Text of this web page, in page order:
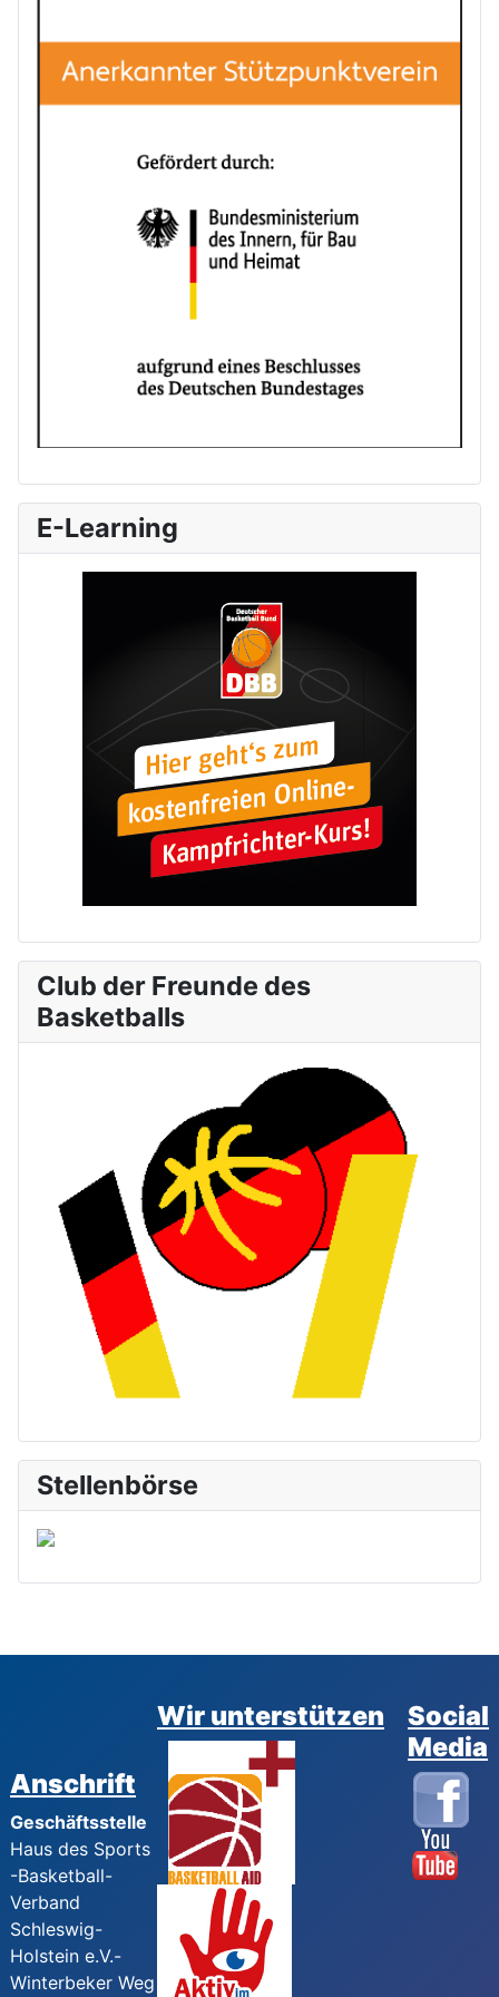
E-Learning
Club der Freunde des
Basketballs
Stellenbörse
Anschrift
Geschäftsstelle
Haus des Sports
-Basketball-
Verband
Schleswig-
Holstein e.V.-
Winterbeker Weg
Wir unterstützen
Social
Media